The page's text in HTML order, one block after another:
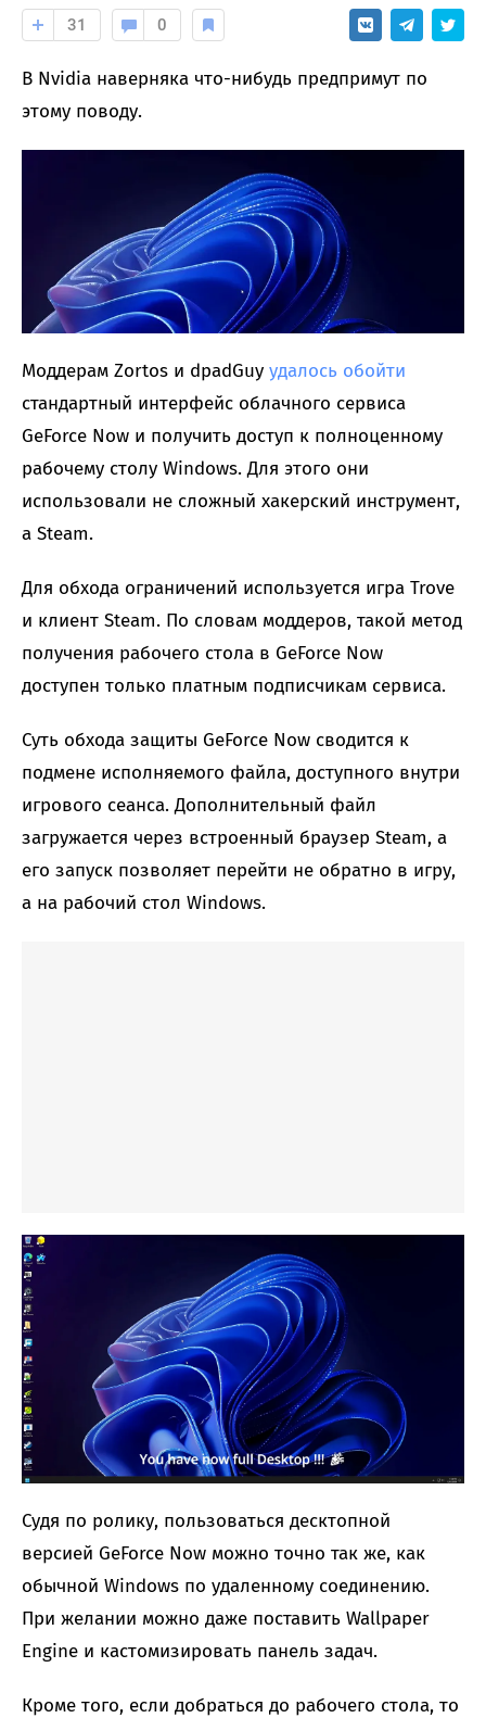
31 0
В Nvidia наверняка что-нибудь предпримут по
этому поводу.
Моддерам Zortos и dpadGuy удалось обойти
стандартный интерфейс облачного сервиса
GeForce Now и получить доступ к полноценному
рабочему столу Windows. Для этого они
использовали не сложный хакерский инструмент,
а Steam.
Для обхода ограничений используется игра Trove
и клиент Steam. По словам моддеров, такой метод
получения рабочего стола в GeForce Now
доступен только платным подписчикам сервиса.
Суть обхода защиты GeForce Now сводится к
подмене исполняемого файла, доступного внутри
игрового сеанса. Дополнительный файл
загружается через встроенный браузер Steam, а
его запуск позволяет перейти не обратно в игру,
а на рабочий стол Windows.
Судя по ролику, пользоваться десктопной
версией GeForce Now можно точно так же, как
обычной Windows по удаленному соединению.
При желании можно даже поставить Wallpaper
Engine и кастомизировать панель задач.
Кроме того, если добраться до рабочего стола, то